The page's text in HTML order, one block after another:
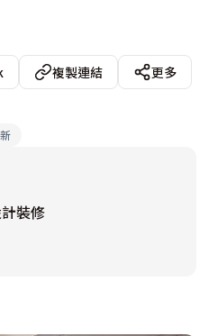
作為開放式書房，讓場域內
視覺景深。風格形塑上，公
以俐落線面與簡約造型的家
臥房則特別為屋主量身訂製
空間氣氛。
複製連結
更多
裝修